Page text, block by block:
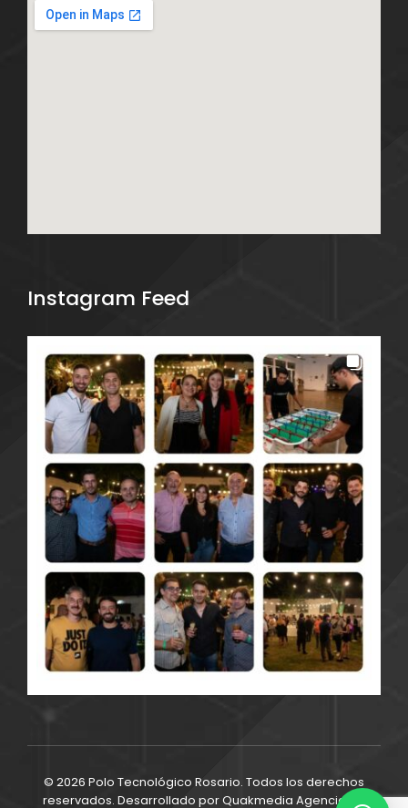
Instagram Feed
© 2026 Polo Tecnológico Rosario. Todos los derechos
reservados. Desarrollado porQuakmedia Agencia de